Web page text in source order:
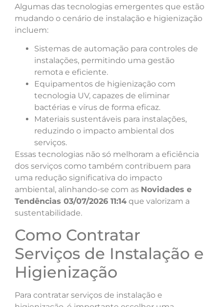
Algumas das tecnologias emergentes que estão
mudando o cenário de instalação e higienização
incluem:
Sistemas de automação para controles de
instalações, permitindo uma gestão
remota e eficiente.
Equipamentos de higienização com
tecnologia UV, capazes de eliminar
bactérias e vírus de forma eficaz.
Materiais sustentáveis para instalações,
reduzindo o impacto ambiental dos
serviços.
Essas tecnologias não só melhoram a eficiência
dos serviços como também contribuem para
uma redução significativa do impacto
ambiental, alinhando-se com as Novidades e
Tendências 03/07/2026 11:14 que valorizam a
sustentabilidade.
Como Contratar
Serviços de Instalação e
Higienização
Para contratar serviços de instalação e